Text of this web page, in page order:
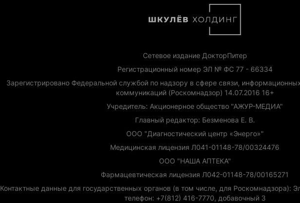
Сетевое издание ДокторПитер
Регистрационный номер ЭЛ № ФС 77 - 66334
Зарегистрировано Федеральной службой по надзору в сфере связи,
коммуникаций (Роскомнадзор) 14.07.2016 16+
Учредитель: Акционерное общество "АЖУР-МЕДИА"
Главный редактор: Безменова Е. В.
ООО "Диагностический центр «Энерго»"
Медицинская лицензия Л041-01148-78/00324476
ООО "НАША АПТЕКА"
Фармацевтическая лицензия Л042-01148-78/00165271
Контактные данные для государственных органов (в том числе, для Роскомнадзора):
телефон: +7(812) 416-7770, добавочный 3